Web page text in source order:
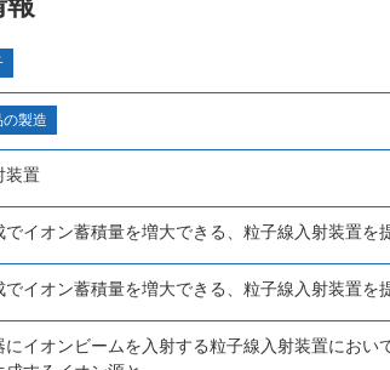
製造
装置
イオン蓄積量を増大できる、粒子線入射装置を
イオン蓄積量を増大できる、粒子線入射装置を
にイオンビームを入射する粒子線入射装置において